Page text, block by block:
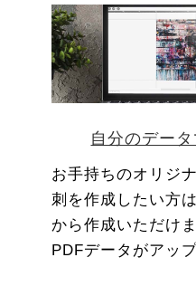
自分のデー
お手持ちのオリジ
刺を作成したい方
から作成いただけ
PDFデータがアッ